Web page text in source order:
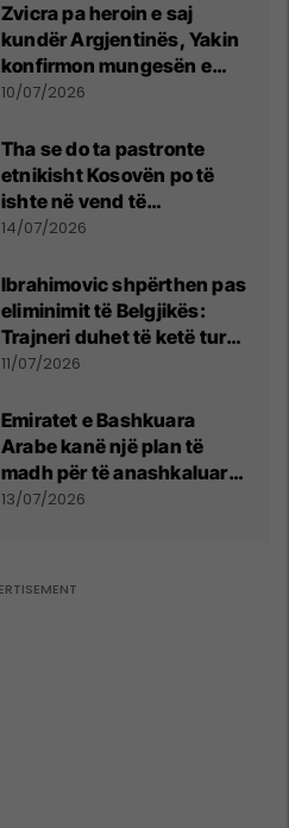
Zvicra pa heroin e saj
kundër Argjentinës, Yakin
konfirmon mungesën e
madhe
10/07/2026
Tha se do ta pastronte
etnikisht Kosovën po të
ishte në vend të
Millosheviqit, Lëvizja e
kërkon shkarkimin e
menjëhershëm të
Snezhana Paunoviq
14/07/2026
Ibrahimovic shpërthen pas
eliminimit të Belgjikës:
Trajneri duhet të ketë turp,
ai lojtar se meritoi të luante
11/07/2026
Emiratet e Bashkuara
Arabe kanë një plan të
madh për të anashkaluar
Ngushticën e Hormuzit
13/07/2026